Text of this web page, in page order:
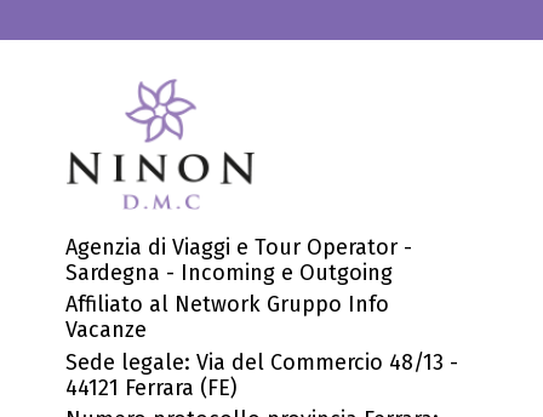
Agenzia di Viaggi e Tour Operator -
Sardegna - Incoming e Outgoing
Affiliato al Network Gruppo Info
Vacanze
Sede legale: Via del Commercio 48/13 -
44121 Ferrara (FE)